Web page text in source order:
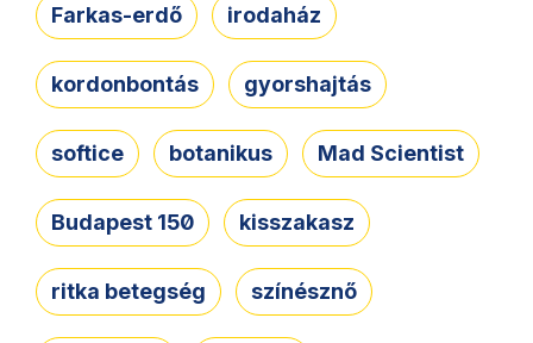
Farkas-erdő irodaház
kordonbontás gyorshajtás
softice botanikus Mad Scientist
Budapest 150 kisszakasz
ritka betegség színésznő